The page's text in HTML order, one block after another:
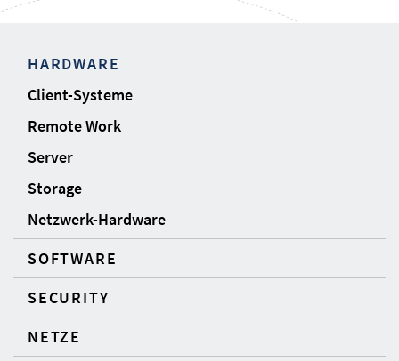
HARDWARE
Client-Systeme
Remote Work
Server
Storage
Netzwerk-Hardware
SOFTWARE
SECURITY
NETZE